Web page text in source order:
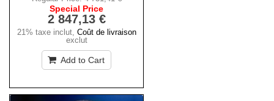
Special Price
2 847,13 €
21% taxe inclut, Coût de livraison
exclut
Add to Cart